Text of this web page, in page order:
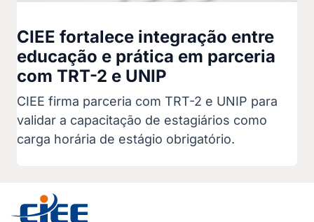
CIEE fortalece integração entre
educação e prática em parceria
com TRT-2 e UNIP
CIEE firma parceria com TRT-2 e UNIP para
validar a capacitação de estagiários como
carga horária de estágio obrigatório.